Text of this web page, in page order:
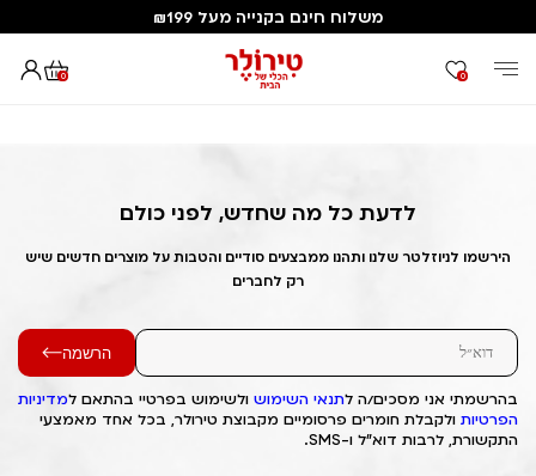
משלוח חינם בקנייה מעל ₪199
0 0
דף הבית Out of Stock Alert 2025/03/23 1742713184
לדעת כל מה שחדש, לפני כולם
הירשמו לניוזלטר שלנו ותהנו ממבצעים סודיים והטבות על מוצרים חדשים שיש
רק לחברים
הרשמה
בהרשמתי אני מסכים/ה לתנאי השימוש ולשימוש בפרטיי בהתאם למדיניות
הפרטיות ולקבלת חומרים פרסומיים מקבוצת טירולר, בכל אחד מאמצעי
התקשורת, לרבות דוא"ל ו-SMS.